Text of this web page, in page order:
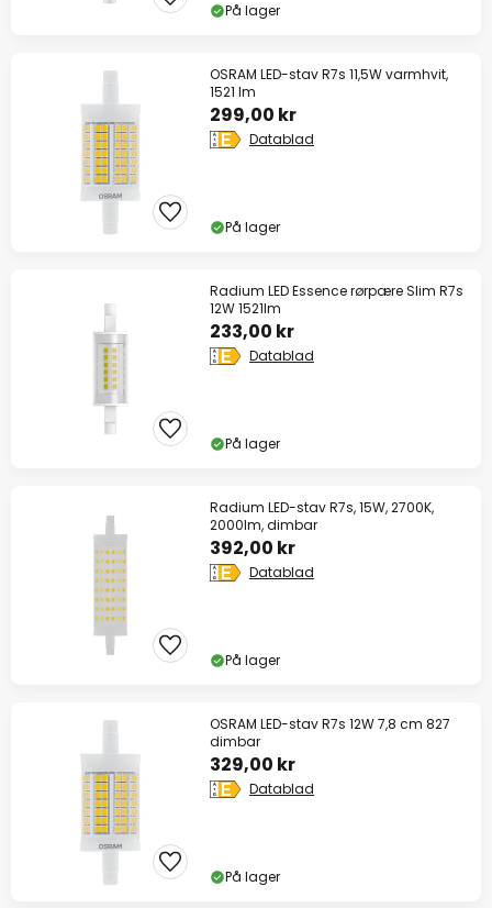
På lager
OSRAM LED-stav R7s 11,5W varmhvit,
1521 lm
299,00 kr
Datablad
På lager
Radium LED Essence rørpære Slim R7s
12W 1521lm
233,00 kr
Datablad
På lager
Radium LED-stav R7s, 15W, 2700K,
2000lm, dimbar
392,00 kr
Datablad
På lager
OSRAM LED-stav R7s 12W 7,8 cm 827
dimbar
329,00 kr
Datablad
På lager